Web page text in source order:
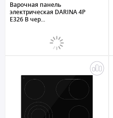
Варочная панель
электрическая DARINA 4P
E326 B чер...